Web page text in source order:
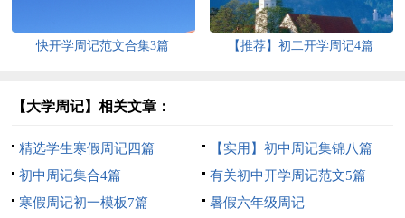
快开学周记范文合集3篇 【推荐】初二开学周记4篇
【大学周记】相关文章：
精选学生寒假周记四篇
【实用】初中周记集锦八篇
初中周记集合4篇
有关初中开学周记范文5篇
寒假周记初一模板7篇
暑假六年级周记